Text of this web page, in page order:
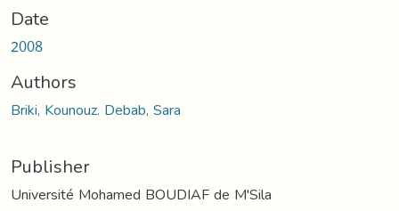
Date
2008
Authors
Briki, Kounouz. Debab, Sara
Publisher
Université Mohamed BOUDIAF de M'Sila